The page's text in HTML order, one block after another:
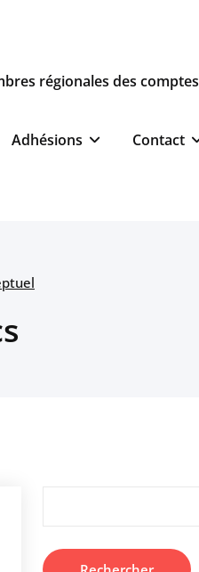
régionales des comptes
Adhésions Contact